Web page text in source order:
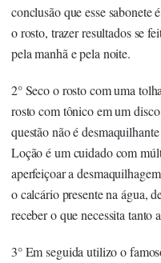
conclusão que esse sabonete
o rosto, trazer resultados se
pela manhã e pela noite.
2° Seco o rosto com uma
rosto com tônico em um
questão não é
Loção é um cuidado com
aperfeiçoar a
o calcário presente na água,
receber o que necessita tanto
3° Em seguida utilizo o